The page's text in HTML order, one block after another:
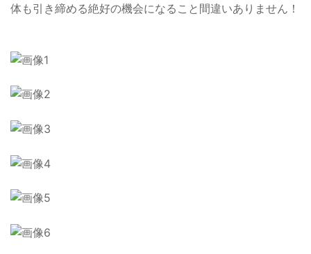
体も引き締める絶好の機会になること間違いありません！